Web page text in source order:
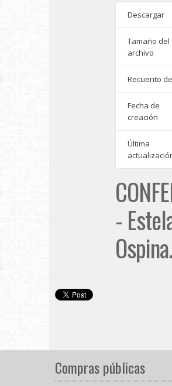
Descargar
Tamaño del
archivo
Recuento
Fecha de
creación
Última
-
Compras públicas